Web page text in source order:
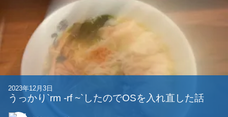
2023年12月3日
うっかり`rm -rf ~`したのでOSを入れ直した話